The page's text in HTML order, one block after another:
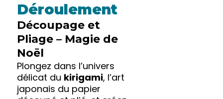
Déroulement
Découpage et
Pliage – Magie de
Noël
Plongez dans l’univers
délicat du kirigami, l’art
japonais du papier